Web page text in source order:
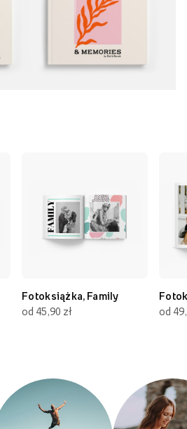
Fotoksiążka, Family
od 45,90 zł
od